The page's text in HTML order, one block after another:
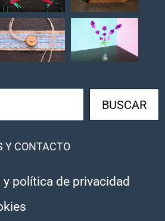
BUSCAR
Y CONTACTO
política de privacidad